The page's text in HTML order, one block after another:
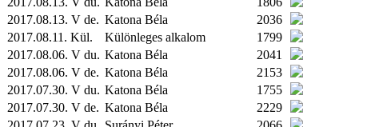
2017.08.13. V de. Katona Béla
2036
2017.08.11. Kül. Különleges alkalom
1799
2017.08.06. V du. Katona Béla
2041
2017.08.06. V de. Katona Béla
2153
2017.07.30. V du. Katona Béla
1755
2017.07.30. V de. Katona Béla
2229